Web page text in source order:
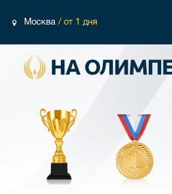
Москва / от 1 дня